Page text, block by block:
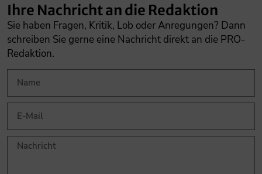
Ihre Nachricht an die Redaktion
Sie haben Fragen, Kritik, Lob oder Anregungen? Dann
schreiben Sie gerne eine Nachricht direkt an die PRO-
Redaktion.